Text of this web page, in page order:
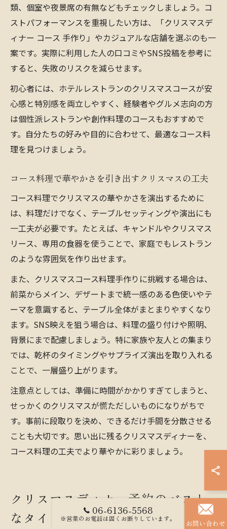
類、個室や夜景席の有無などもチェックしましょう。コ
ストパフォーマンスを重視したい方は、「クリスマスデ
ィナー コース 手作り」やカジュアルな店舗を選ぶのも一
案です。実際に利用した人の口コミやSNS投稿を参考に
すると、失敗のリスクを減らせます。
初心者には、ホテルレストランのクリスマスコースが安
心感と特別感を両立しやすく、経験者やグルメ志向の方
は個性派レストランや創作料理のコースもおすすめで
す。自分たちの好みや目的に合わせて、最適なコース料
理を見つけましょう。
コース料理で華やかさを引き出すクリスマスの工夫
コース料理でクリスマスの華やかさを演出するために
は、料理だけでなく、テーブルセッティングや演出にも
一工夫が必要です。たとえば、キャンドルやクリスマス
リース、専用の食器を使うことで、家庭でもレストラン
のような雰囲気を作り出せます。
また、クリスマスコース料理手作りに挑戦する場合は、
前菜からメイン、デザートまで統一感のある色使いやテ
ーマを意識すると、テーブル全体がまとまりやすくなり
ます。SNS映えを狙う場合は、料理の盛り付けや照明、
背景にまで配慮しましょう。特に家族や友人との集まり
では、乾杯のタイミングやサプライズ演出を取り入れる
ことで、一層盛り上がります。
注意点としては、準備に時間がかかりすぎてしまうと、
せっかくのクリスマスが慌ただしいものになりがちで
す。事前に段取りを決め、できるだけ手間を分散させる
ことも大切です。思い出に残るクリスマスディナーを、
コース料理の工夫でより華やかに彩りましょう。
クリスマスディナー予約のベスト
なタイミングとは06-6136-5568
※営業のお電話は固くお断りしています。 お問い合わせ